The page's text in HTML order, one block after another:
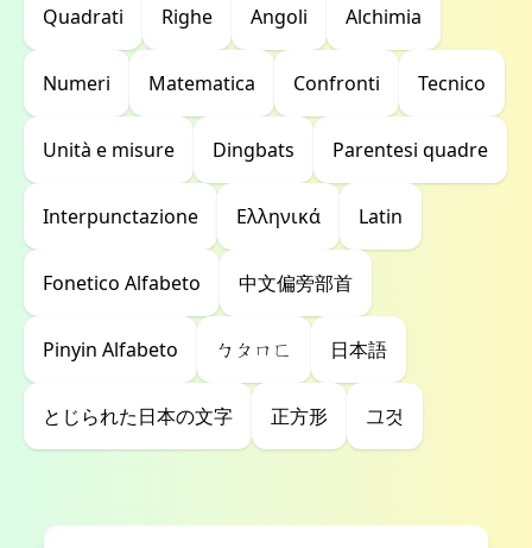
Quadrati Righe Angoli Alchimia
Numeri Matematica Confronti Tecnico
Unità e misure Dingbats Parentesi quadre
Interpunctazione Ελληνικά Latin
Fonetico Alfabeto 中文偏旁部首
Pinyin Alfabeto ㄅㄆㄇㄈ 日本語
とじられた日本の文字 正方形 그것